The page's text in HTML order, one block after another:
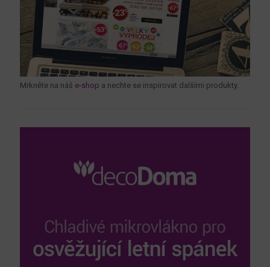
Mrkněte na náš e-shop a nechte se inspirovat dalšími produkty.